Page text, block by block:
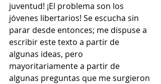
juventud! ¡El problema son los
jóvenes libertarios! Se escucha sin
parar desde entonces; me dispuse a
escribir este texto a partir de
algunas ideas, pero
mayoritariamente a partir de
algunas preguntas que me surgieron